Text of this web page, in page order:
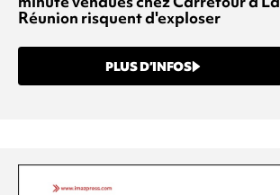
Réunion risquent d'exploser
PLUS D’INFOS